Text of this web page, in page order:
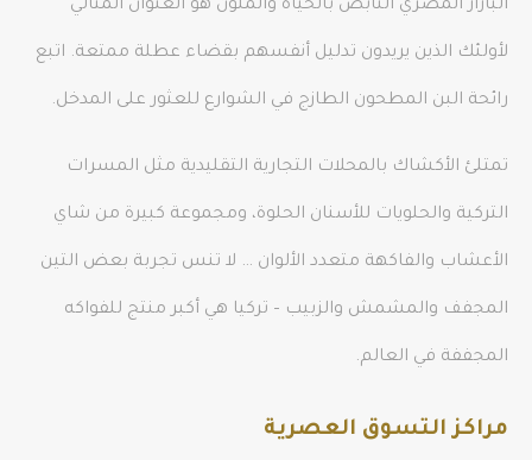
البازار المصري النابض بالحياة والملون هو العنوان المثالي
لأولئك الذين يريدون تدليل أنفسهم بقضاء عطلة ممتعة. اتبع
رائحة البن المطحون الطازج في الشوارع للعثور على المدخل.
تمتلئ الأكشاك بالمحلات التجارية التقليدية مثل المسرات
التركية والحلويات للأسنان الحلوة، ومجموعة كبيرة من شاي
الأعشاب والفاكهة متعدد الألوان … لا تنس تجربة بعض التين
المجفف والمشمش والزبيب – تركيا هي أكبر منتج للفواكه
المجففة في العالم.
مراكز التسوق العصرية